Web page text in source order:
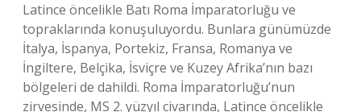
Latince öncelikle Batı Roma İmparatorluğu ve
topraklarında konuşuluyordu. Bunlara günümüzde
İtalya, İspanya, Portekiz, Fransa, Romanya ve
İngiltere, Belçika, İsviçre ve Kuzey Afrika’nın bazı
bölgeleri de dahildi. Roma İmparatorluğu’nun
zirvesinde, MS 2. yüzyıl civarında, Latince öncelikle